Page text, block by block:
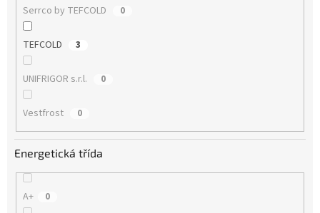
Serrco by TEFCOLD 0
TEFCOLD 3
UNIFRIGOR s.r.l. 0
Vestfrost 0
Energetická třída
A+ 0